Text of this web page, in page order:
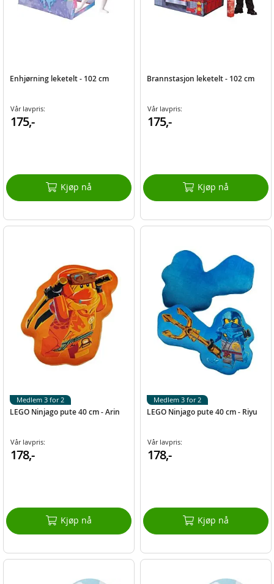
Enhjørning leketelt - 102 cm
Vår lavpris:
175,-
Kjøp nå
Brannstasjon leketelt - 102 cm
Vår lavpris:
175,-
Kjøp nå
LEGO Ninjago pute 40 cm - Arin
Vår lavpris:
178,-
Kjøp nå
Medlem 3 for 2
LEGO Ninjago pute 40 cm - Riyu
Vår lavpris:
178,-
Kjøp nå
Medlem 3 for 2